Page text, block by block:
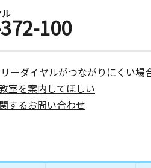
土 日
土 日
100
ーダイヤルがつながりにくい場
室を案内してほしい
するお問い合わせ